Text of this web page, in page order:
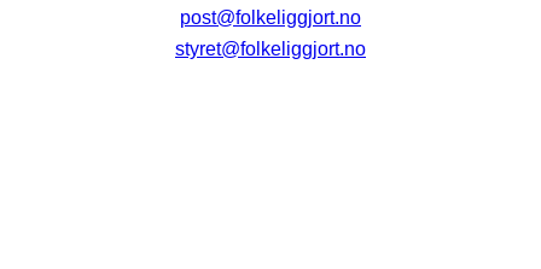
post@folkeliggjort.no
styret@folkeliggjort.no